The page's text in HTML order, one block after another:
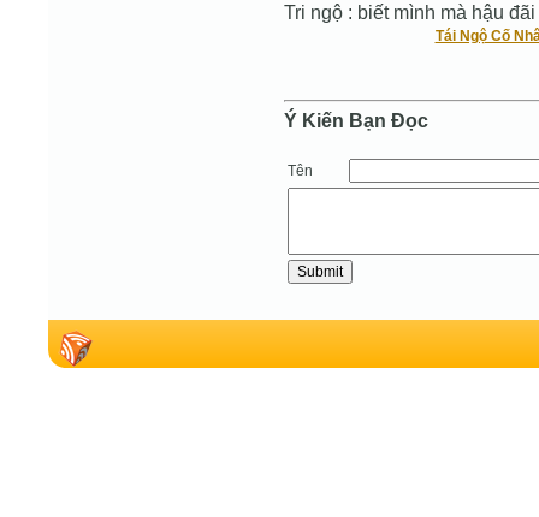
Tri ngộ : biết mình mà hậu
Tái Ngộ Cố
Ý Kiến Bạn Ðọc
Tên